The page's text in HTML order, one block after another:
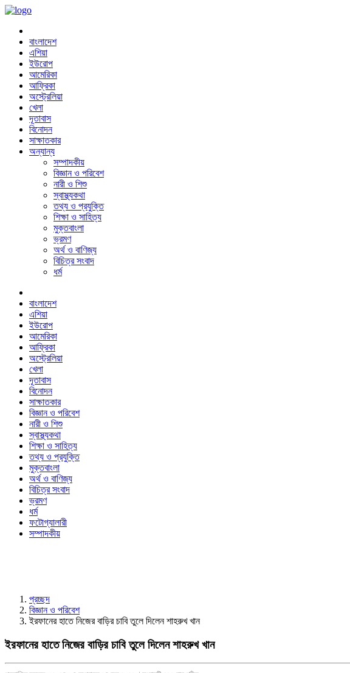
বাংলাদেশ
এশিয়া
ইউরোপ
আমেরিকা
আফ্রিকা
অস্ট্রেলিয়া
খেলা
দূতাবাস
বিনোদন
সাক্ষাতকার
অন্যান্য
সম্পাদকীয়
বিজ্ঞান ও পরিবেশ
নারী ও শিশু
স্বাস্থ্যকথা
তথ্য ও প্রযুক্তি
শিক্ষা ও সাহিত্য
মুক্তবাংলা
ভ্রমণ
অর্থ ও বাণিজ্য
বিচিত্র সংবাদ
ধর্ম
বাংলাদেশ
এশিয়া
ইউরোপ
আমেরিকা
আফ্রিকা
অস্ট্রেলিয়া
খেলা
দূতাবাস
বিনোদন
সাক্ষাতকার
বিজ্ঞান ও পরিবেশ
নারী ও শিশু
স্বাস্থ্যকথা
শিক্ষা ও সাহিত্য
তথ্য ও প্রযুক্তি
মুক্তবাংলা
অর্থ ও বাণিজ্য
বিচিত্র সংবাদ
ভ্রমণ
ধর্ম
ফটোগ্যালারী
সম্পাদকীয়
প্রচ্ছদ
বিজ্ঞান ও পরিবেশ
ইরফানের হাতে নিজের বাড়ির চাবি তুলে দিলেন শাহরুখ খান
ইরফানের হাতে নিজের বাড়ির চাবি তুলে দিলেন শাহরুখ খান